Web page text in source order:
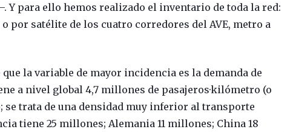
para ello hemos realizado el inventario de toda la red:
por satélite de los cuatro corredores del AVE, metro a
la variable de mayor incidencia es la demanda de
a nivel global 4,7 millones de pasajeros·kilómetro (o
se trata de una densidad muy inferior al transporte
tiene 25 millones; Alemania 11 millones; China 18